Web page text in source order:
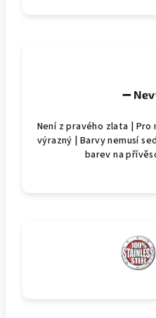
➖
Není z pravého zlata |
výrazný | Barvy nemusí
barev na